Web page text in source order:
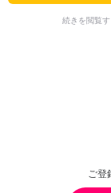
続きを閲覧
ご登